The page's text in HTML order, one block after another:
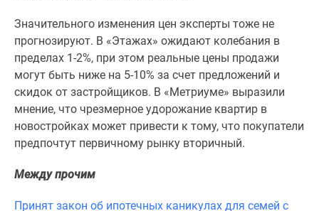
Квартиры
карте
Ипотечный
калькулятор
Семейная
ипотека
Военная
Банки
Значительного изменения цен эксперты тоже не
прогнозируют. В «Этажах» ожидают колебания в
пределах 1-2%, при этом реальные цены продажи
могут быть ниже на 5-10% за счет предложений и
скидок от застройщиков. В «Метриуме» выразили
мнение, что чрезмерное удорожание квартир в
новостройках может привести к тому, что покупатели
предпочтут первичному рынку вторичный.
Между прочим
Принят закон об ипотечных каникулах для семей с